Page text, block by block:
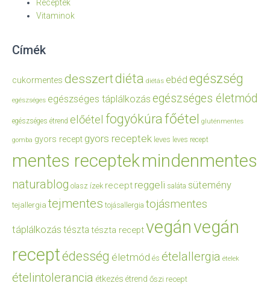
Receptek
Vitaminok
Címék
cukormentes desszertdiéta diétás ebéd egészség
egészséges egészséges táplálkozás egészséges életmód
egészséges étrend előétel fogyókúrafőétel gluténmentes
gomba gyors recept gyors receptek leves leves recept
mentes receptekmindenmentes
naturablog olasz ízek recept reggeli saláta sütemény
tejallergia tejmentes tojásallergia tojásmentes
táplálkozás tészta tészta receptvegánvegán
receptédesség életmód és ételallergia ételek
ételintolerancia étkezés étrend őszi recept